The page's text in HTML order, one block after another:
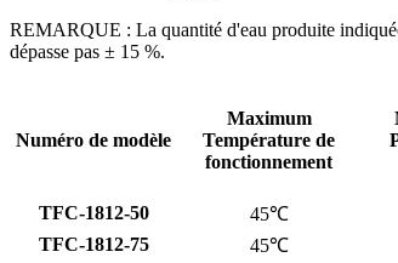
REMARQUE : La quantité d'eau produite
dépasse pas ± 15 %.
Numéro de modèle
Maximum
Température de
fonctionnement
TFC-1812-50 45℃
TFC-1812-75
45℃